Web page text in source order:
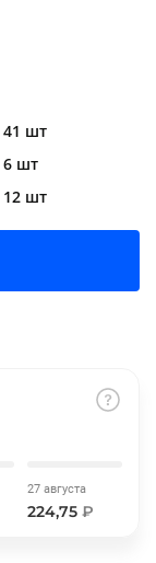
41 шт
6 шт
12 шт
27 августа
224,75 ₽
25